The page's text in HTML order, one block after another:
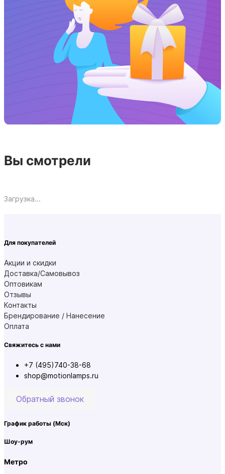
Вы смотрели
Загрузка...
Для покупателей
Акции и скидки
Доставка/Самовывоз
Оптовикам
Отзывы
Контакты
Брендирование / Нанесение
Оплата
Свяжитесь с нами
+7 (495)740-38-68
shop@motionlamps.ru
Обратный звонок
График работы (Мск)
Шоу-рум
Метро